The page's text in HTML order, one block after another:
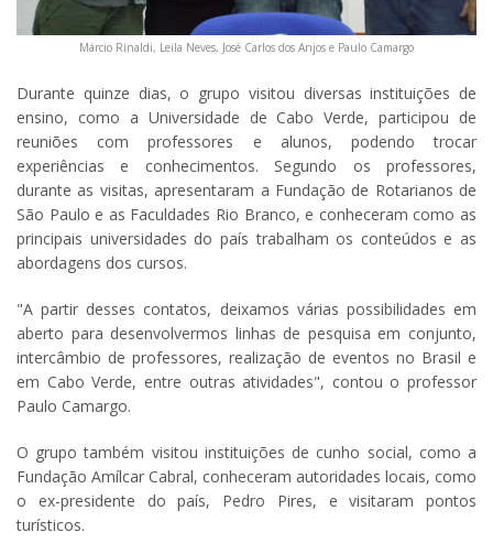
Márcio Rinaldi, Leila Neves, José Carlos dos Anjos e Paulo Camargo
Durante quinze dias, o grupo visitou diversas instituições de
ensino, como a Universidade de Cabo Verde, participou de
reuniões com professores e alunos, podendo trocar
experiências e conhecimentos. Segundo os professores,
durante as visitas, apresentaram a Fundação de Rotarianos de
São Paulo e as Faculdades Rio Branco, e conheceram como as
principais universidades do país trabalham os conteúdos e as
abordagens dos cursos.
"A partir desses contatos, deixamos várias possibilidades em
aberto para desenvolvermos linhas de pesquisa em conjunto,
intercâmbio de professores, realização de eventos no Brasil e
em Cabo Verde, entre outras atividades", contou o professor
Paulo Camargo.
O grupo também visitou instituições de cunho social, como a
Fundação Amílcar Cabral, conheceram autoridades locais, como
o ex-presidente do país, Pedro Pires, e visitaram pontos
turísticos.